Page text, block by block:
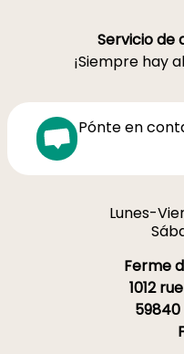
Servicio de
¡Siempre hay
Pónte en
Lunes-
Ferme
1012